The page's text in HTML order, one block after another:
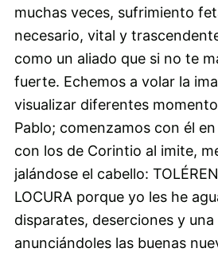
muchas veces, sufrimiento
necesario, vital y
como un aliado que si no te
fuerte. Echemos a volar la
visualizar diferentes
Pablo; comenzamos con él
con los de Corintio al imite,
jalándose el cabello:
LOCURA porque yo les he
disparates, deserciones y
anunciándoles las buenas